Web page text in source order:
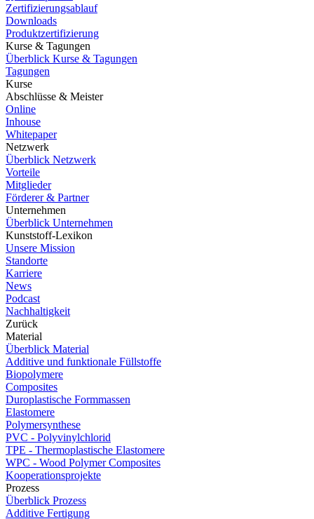
Zertifizierungsablauf
Downloads
Produktzertifizierung
Kurse & Tagungen
Überblick Kurse & Tagungen
Tagungen
Kurse
Abschlüsse & Meister
Online
Inhouse
Whitepaper
Netzwerk
Überblick Netzwerk
Vorteile
Mitglieder
Förderer & Partner
Unternehmen
Überblick Unternehmen
Kunststoff-Lexikon
Unsere Mission
Standorte
Karriere
News
Podcast
Nachhaltigkeit
Zurück
Material
Überblick Material
Additive und funktionale Füllstoffe
Biopolymere
Composites
Duroplastische Formmassen
Elastomere
Polymersynthese
PVC - Polyvinylchlorid
TPE - Thermoplastische Elastomere
WPC - Wood Polymer Composites
Kooperationsprojekte
Prozess
Überblick Prozess
Additive Fertigung